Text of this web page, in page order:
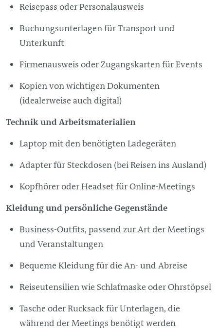
Reisepass oder Personalausweis
Buchungsunterlagen für Transport und
Unterkunft
Firmenausweis oder Zugangskarten für Events
Kopien von wichtigen Dokumenten
(idealerweise auch digital)
Technik und Arbeitsmaterialien
Laptop mit den benötigten Ladegeräten
Adapter für Steckdosen (bei Reisen ins Ausland)
Kopfhörer oder Headset für Online-Meetings
Kleidung und persönliche Gegenstände
Business-Outfits, passend zur Art der Meetings
und Veranstaltungen
Bequeme Kleidung für die An- und Abreise
Reiseutensilien wie Schlafmaske oder Ohrstöpsel
Tasche oder Rucksack für Unterlagen, die
während der Meetings benötigt werden